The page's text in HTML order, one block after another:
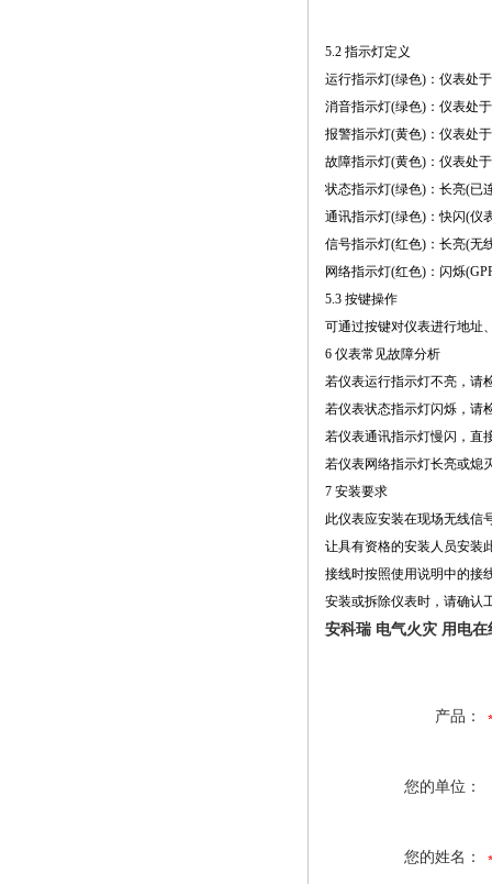
5.2 指示灯定义
运行指示灯(绿色)：仪表处
消音指示灯(绿色)：仪表处
报警指示灯(黄色)：仪表处
故障指示灯(黄色)：仪表处
状态指示灯(绿色)：长亮(已
通讯指示灯(绿色)：快闪(仪
信号指示灯(红色)：长亮(无
网络指示灯(红色)：闪烁
5.3 按键操作
可通过按键对仪表进行地址
6 仪表常见故障分析
若仪表运行指示灯不亮，请
若仪表状态指示灯闪烁，请
若仪表通讯指示灯慢闪，直
若仪表网络指示灯长亮或熄
7 安装要求
此仪表应安装在现场无线信
让具有资格的安装人员安装
接线时按照使用说明中的接
安装或拆除仪表时，请确认
安科瑞 电气火灾 用电在
产品：
您的单位：
您的姓名：